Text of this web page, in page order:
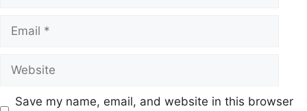
Email
Website
Save my name, email, and website in this browser